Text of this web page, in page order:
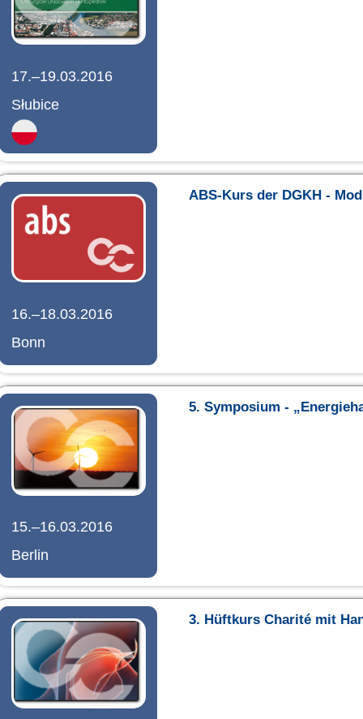
17.–19.03.2016
Słubice
16.–18.03.2016
Bonn
ABS-Kurs der DGKH -
15.–16.03.2016
Berlin
5. Symposium -
3. Hüftkurs Charité mit